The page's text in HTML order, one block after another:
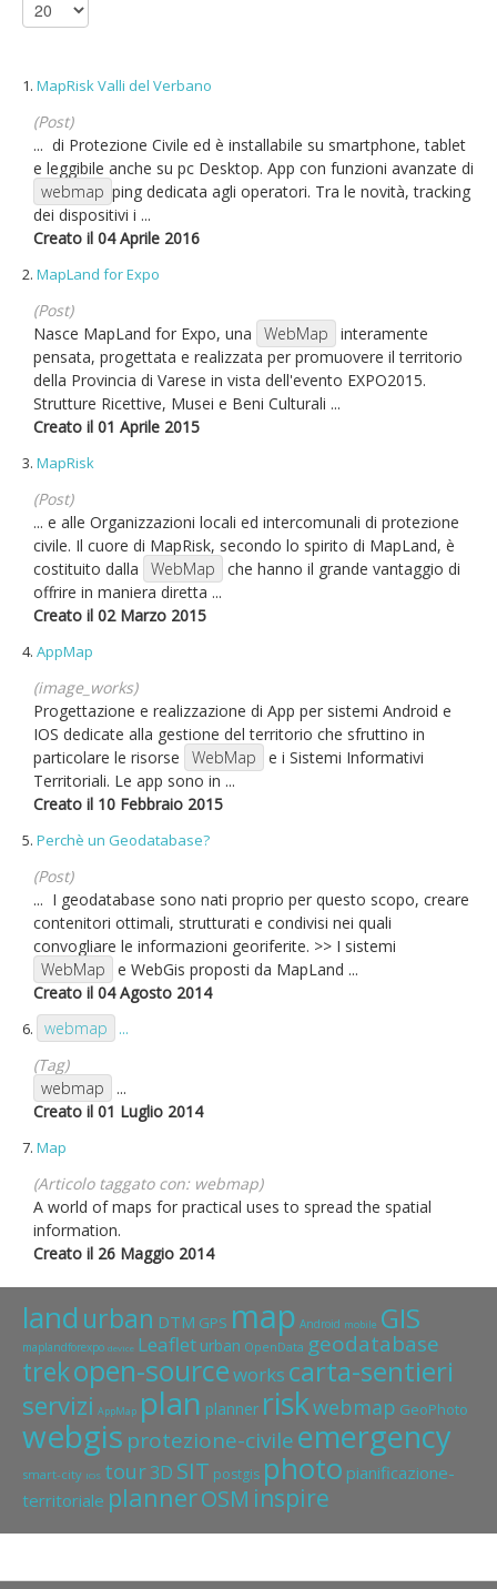
1. MapRisk Valli del Verbano
(Post)
... di Protezione Civile ed è installabile su smartphone, tablet
e leggibile anche su pc Desktop. App con funzioni avanzate di
webmap ping dedicata agli operatori. Tra le novità, tracking
dei dispositivi i ...
Creato il 04 Aprile 2016
2. MapLand for Expo
(Post)
Nasce MapLand for Expo, una
WebMap
interamente
pensata, progettata e realizzata per promuovere il territorio
della Provincia di Varese in vista dell'evento EXPO2015.
Strutture Ricettive, Musei e Beni Culturali ...
Creato il 01 Aprile 2015
3. MapRisk
(Post)
... e alle Organizzazioni locali ed intercomunali di protezione
civile. Il cuore di MapRisk, secondo lo spirito di MapLand, è
costituito dalla
WebMap
che hanno il grande vantaggio di
offrire in maniera diretta ...
Creato il 02 Marzo 2015
4. AppMap
(image_works)
Progettazione e realizzazione di App per sistemi Android e
IOS dedicate alla gestione del territorio che sfruttino in
particolare le risorse
WebMap
e i Sistemi Informativi
Territoriali. Le app sono in ...
Creato il 10 Febbraio 2015
5. Perchè un Geodatabase?
(Post)
... I geodatabase sono nati proprio per questo scopo, creare
contenitori ottimali, strutturati e condivisi nei quali
convogliare le informazioni georiferite. >> I sistemi
WebMap
e WebGis proposti da MapLand ...
Creato il 04 Agosto 2014
6. webmap ...
(Tag)
webmap
...
Creato il 01 Luglio 2014
7. Map
(Articolo taggato con: webmap)
A world of maps for practical uses to spread the spatial
information.
Creato il 26 Maggio 2014
land urban DTM GPS map Android mobile GIS
maplandforexpo device Leaflet urban OpenData geodatabase
trekopen-sourceworks carta-sentieri
servizi AppMap plan planner riskwebmap GeoPhoto
webgis protezione-civileemergency
smart-city IOS tour3D SIT postgis photo pianificazione-
territoriale plannerOSM inspire